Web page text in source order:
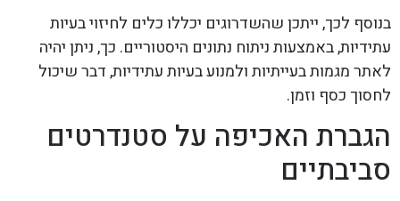
בנוסף לכך, ייתכן שהשדרוגים יכללו כלים לחיזוי בעיות
עתידיות, באמצעות ניתוח נתונים היסטוריים. כך, ניתן יהיה
לאתר מגמות בעייתיות ולמנוע בעיות עתידיות, דבר שיכול
לחסוך כסף וזמן.
הגברת האכיפה על סטנדרטים
סביבתיים